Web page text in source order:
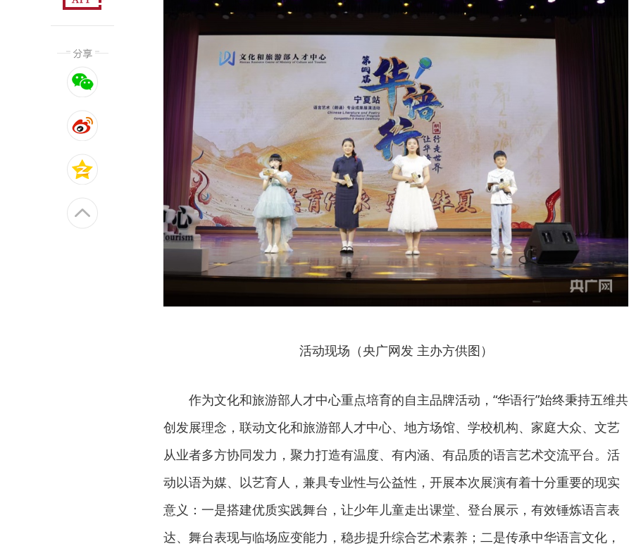
活动现场（央广网发 主办方供图）
作为文化和旅游部人才中心重点培育的自主品牌活动，“华语行”始终秉持五维共
创发展理念，联动文化和旅游部人才中心、地方场馆、学校机构、家庭大众、文艺
从业者多方协同发力，聚力打造有温度、有内涵、有品质的语言艺术交流平台。活
动以语为媒、以艺育人，兼具专业性与公益性，开展本次展演有着十分重要的现实
意义：一是搭建优质实践舞台，让少年儿童走出课堂、登台展示，有效锤炼语言表
达、舞台表现与临场应变能力，稳步提升综合艺术素养；二是传承中华语言文化，